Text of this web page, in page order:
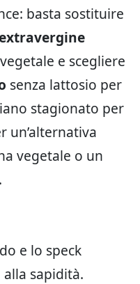
basta sostituire
vegetale e scegliere
senza lattosio per
stagionato per
un’alternativa
vegetale o un
e lo speck
sapidità.